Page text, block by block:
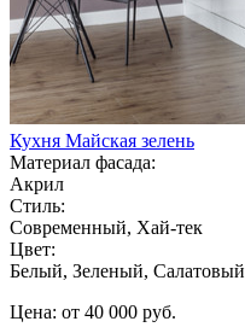
Кухня Майская зелень
Материал фасада:
Акрил
Стиль:
Современный, Хай-тек
Цвет:
Белый, Зеленый, Салатовый
Цена: от 40 000 руб.